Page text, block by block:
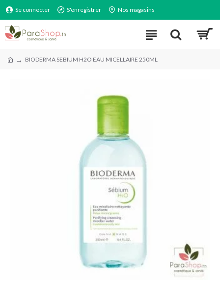
Se connecter S'enregistrer Nos magasins
BIODERMA SEBIUM H2O EAU MICELLAIRE 250ML